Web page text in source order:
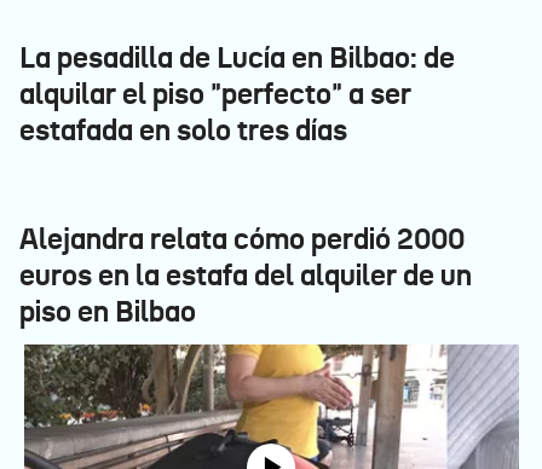
La pesadilla de Lucía en Bilbao: de
alquilar el piso "perfecto" a ser
estafada en solo tres días
Alejandra relata cómo perdió 2000
euros en la estafa del alquiler de un
piso en Bilbao